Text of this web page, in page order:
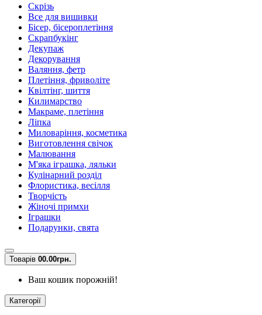
Скрізь
Все для вишивки
Бісер, бісероплетіння
Скрапбукінг
Декупаж
Декорування
Валяння, фетр
Плетіння, фриволіте
Квілтінг, шиття
Килимарство
Макраме, плетіння
Ліпка
Миловаріння, косметика
Виготовлення свічок
Малювання
М'яка іграшка, ляльки
Кулінарний розділ
Флористика, весілля
Творчість
Жіночі примхи
Іграшки
Подарунки, свята
Товарів 00.00грн.
Ваш кошик порожній!
Категорії